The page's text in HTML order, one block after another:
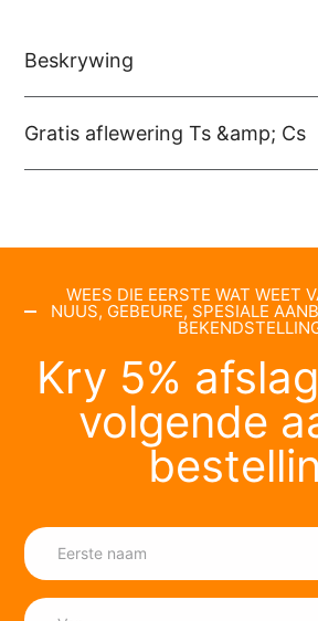
Beskrywing
Gratis aflewering Ts &amp; Cs
WEES DIE EERSTE WAT WEET
NUUS, GEBEURE, SPESIALE
Kry 5%
volgende